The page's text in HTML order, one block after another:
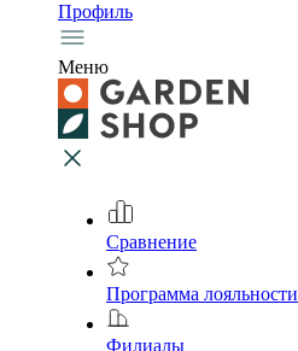
Профиль
Меню
Сравнение
Программа лояльности
Филиалы